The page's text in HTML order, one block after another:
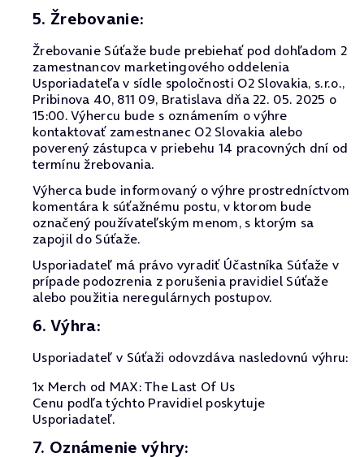
5. Žrebovanie:
Žrebovanie Súťaže bude prebiehať pod dohľadom 2
zamestnancov marketingového oddelenia
Usporiadateľa v sídle spoločnosti O2 Slovakia, s.r.o.,
Pribinova 40, 811 09, Bratislava dňa 22. 05. 2025 o
15:00. Výhercu bude s oznámením o výhre
kontaktovať zamestnanec O2 Slovakia alebo
poverený zástupca v priebehu 14 pracovných dní od
termínu žrebovania.
Výherca bude informovaný o výhre prostredníctvom
komentára k súťažnému postu, v ktorom bude
označený používateľským menom, s ktorým sa
zapojil do Súťaže.
Usporiadateľ má právo vyradiť Účastníka Súťaže v
prípade podozrenia z porušenia pravidiel Súťaže
alebo použitia neregulárnych postupov.
6. Výhra:
Usporiadateľ v Súťaži odovzdáva nasledovnú výhru:
1x Merch od MAX: The Last Of Us
Cenu podľa týchto Pravidiel poskytuje
Usporiadateľ.
7. Oznámenie výhry: